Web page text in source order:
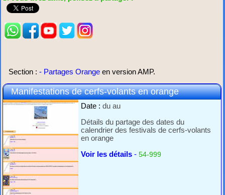
Section :- Partages Orange en version AMP.
Manifestations de cerfs-volants en orange
Date :duau
Détails du partage des dates du
calendrier des festivals de cerfs-volants
en orange
Voir les détails -54-999